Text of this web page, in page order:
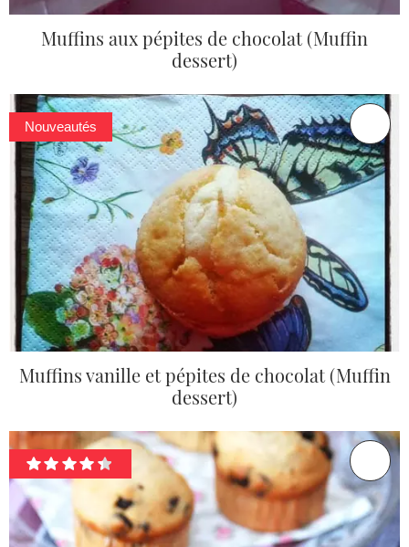
Muffins aux pépites de chocolat (Muffin
dessert)
Nouveautés
Muffins vanille et pépites de chocolat (Muffin
dessert)